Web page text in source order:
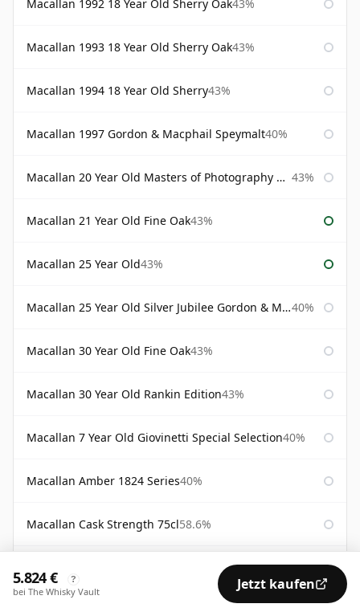
Macallan 1992 18 Year Old Sherry Oak43%
Macallan 1993 18 Year Old Sherry Oak43%
Macallan 1994 18 Year Old Sherry43%
Macallan 1997 Gordon & Macphail Speymalt40%
Macallan 20 Year Old Masters of Photography Albert Watson 43%
Macallan 21 Year Old Fine Oak43%
Macallan 25 Year Old43%
Macallan 25 Year Old Silver Jubilee Gordon & Macphail 40%
Macallan 30 Year Old Fine Oak43%
Macallan 30 Year Old Rankin Edition43%
Macallan 7 Year Old Giovinetti Special Selection40%
Macallan Amber 1824 Series40%
Macallan Cask Strength 75cl58.6%
Macallan Diamond Jubilee Bottled 201252%
5.824 € ?
bei The Whisky Vault Jetzt kaufen